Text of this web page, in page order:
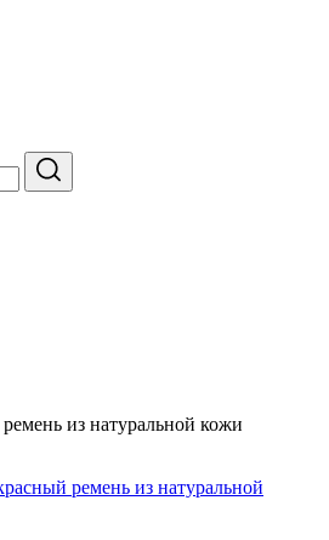
из натуральной кожи